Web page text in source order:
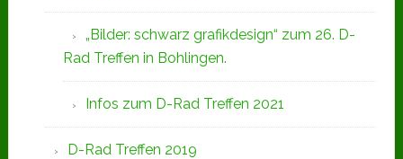
„Bilder: schwarz grafikdesign“ zum 26. D-
Rad Treffen in Bohlingen.
Infos zum D-Rad Treffen 2021
D-Rad Treffen 2019